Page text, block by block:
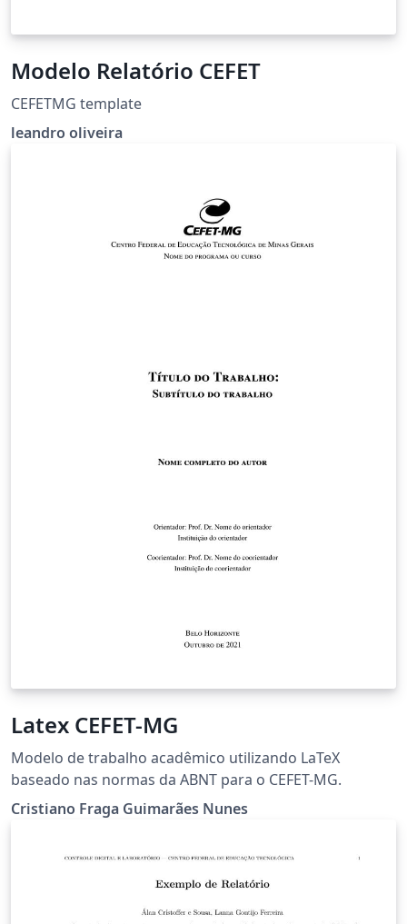
Modelo Relatório CEFET
CEFETMG template
leandro oliveira
Latex CEFET-MG
Modelo de trabalho acadêmico utilizando LaTeX
baseado nas normas da ABNT para o CEFET-MG.
Cristiano Fraga Guimarães Nunes